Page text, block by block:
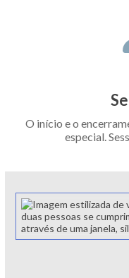
O início e o
especial.